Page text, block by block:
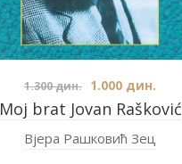
Moj brat Jovan Rašković
1.300дин. 1.000 дин.
Вјера Рашковић Зец